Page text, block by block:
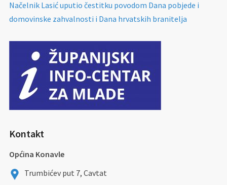
Načelnik Lasić uputio čestitku povodom Dana pobjede i
domovinske zahvalnosti i Dana hrvatskih branitelja
Kontakt
Općina Konavle
Trumbićev put 7, Cavtat